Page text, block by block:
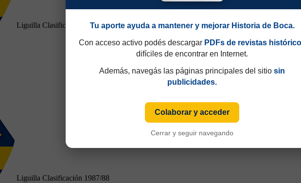
Liguilla Clasificación 1987/88
Liguilla Clasificación 1987/88
Tu aporte ayuda a mantener y mejorar Historia de Boca.
Con acceso activo podés descargar PDFs de revistas
difíciles de encontrar en Internet.
Además, navegás las páginas principales del sitio sin
publicidades.
Colaborar y acceder
Cerrar y seguir navegando